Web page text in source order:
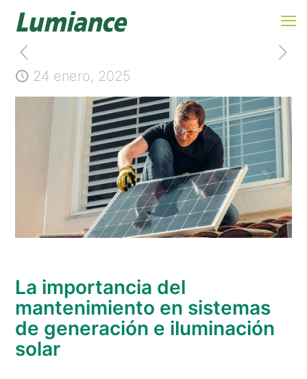
24 enero, 2025
La importancia del
mantenimiento en sistemas
de generación e iluminación
solar